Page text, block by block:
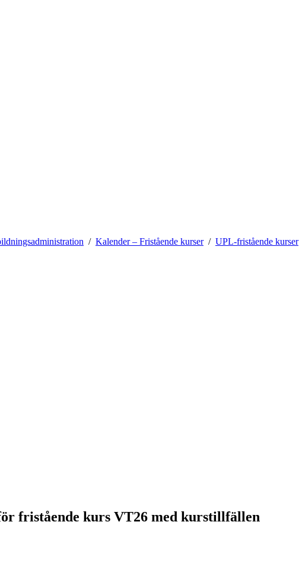
Kalender – Fristående kurser UPL-fristående kurser
fristående kurs VT26 med kurstillfällen